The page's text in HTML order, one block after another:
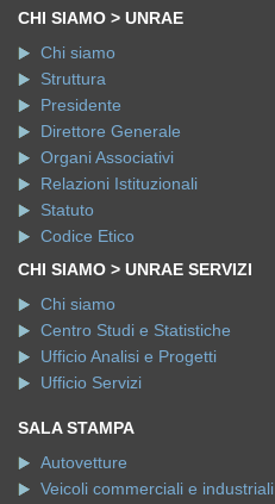
CHI SIAMO > UNRAE
Chi siamo
Struttura
Presidente
Direttore Generale
Organi Associativi
Relazioni Istituzionali
Statuto
Codice Etico
CHI SIAMO > UNRAE SERVIZI
Chi siamo
Centro Studi e Statistiche
Ufficio Analisi e Progetti
Ufficio Servizi
SALA STAMPA
Autovetture
Veicoli commerciali e industriali